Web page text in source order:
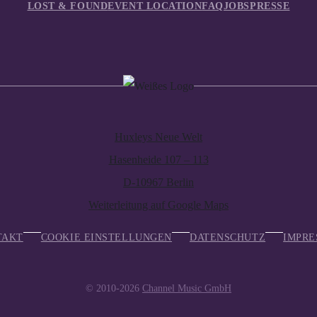
LOST & FOUNDEVENT LOCATIONFAQJOBSPRESSE
Huxleys Neue Welt
Hasenheide 107 – 113
D-10967 Berlin
Weiterleitung auf Google Maps
COOKIE EINSTELLUNGEN DATENSCHUTZ
© 2010-2026 Channel Music GmbH